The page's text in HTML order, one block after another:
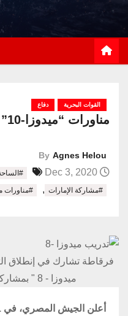
القوات البحرية دفاع
مناورات “ميدوزا-10” في البحر المتوسط
By Agnes Helou
#مشاركة الإمارات , #مناورات
فرقاطة تشارك في إنطلاق
ميدوزا - 8 " بمشاركة مصر واليونان وقبرص